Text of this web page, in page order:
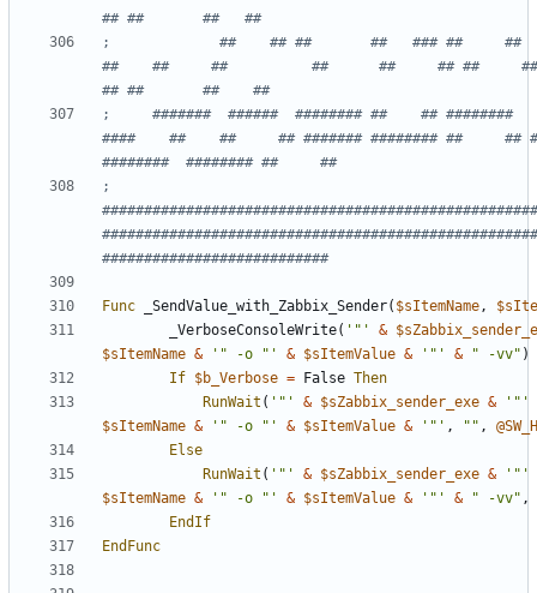
;             ##    ## ##       ##   ### ##     ##
##    ##     ##          ##      ##     ## ##
;     #######  ######  ######## ##    ## ########
####    ##    ##     ## ####### ######## ##     ##
;
Func _SendValue_with_Zabbix_Sender( $sItemName ,
_VerboseConsoleWrite( '"' &
$sItemName & '" -o "' & $sItemValue & '"' & " -vv" )
If $b_Verbose = False Then
RunWait ( '"' & $sZabbix_sender_exe &
'"'
$sItemName & '" -o "' & $sItemValue & '"' , "" ,
Else
RunWait ( '"' & $sZabbix_sender_exe &
'"'
$sItemName & '" -o "' & $sItemValue & '"' & " -vv" ,
EndIf
EndFunc